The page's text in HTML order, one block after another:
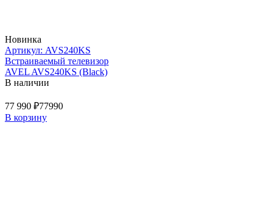
Новинка
Артикул: AVS240KS
Встраиваемый телевизор
AVEL AVS240KS (Black)
В наличии
77 990 ₽77990
В корзину